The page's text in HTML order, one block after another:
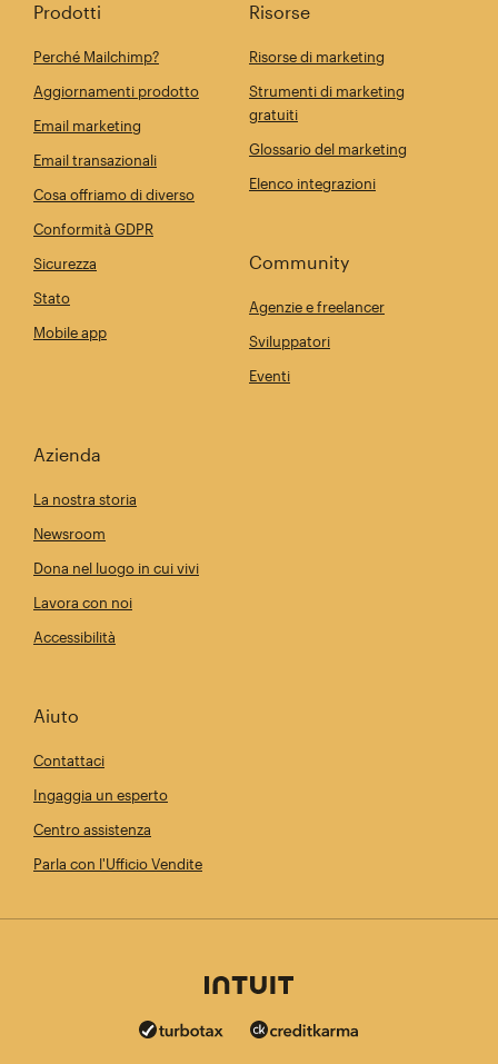
Prodotti
Perché Mailchimp?
Aggiornamenti prodotto
Email marketing
Email transazionali
Cosa offriamo di diverso
Conformità GDPR
Sicurezza
Stato
Mobile app
Risorse
Risorse di marketing
Strumenti di marketing
gratuiti
Glossario del marketing
Elenco integrazioni
Community
Agenzie e freelancer
Sviluppatori
Eventi
Azienda
La nostra storia
Newsroom
Dona nel luogo in cui vivi
Lavora con noi
Accessibilità
Aiuto
Contattaci
Ingaggia un esperto
Centro assistenza
Parla con l'Ufficio Vendite